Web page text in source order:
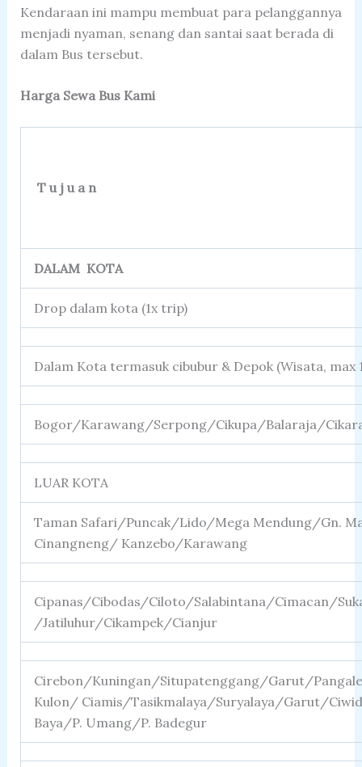
Kendaraan ini mampu membuat para pelanggannya
menjadi nyaman, senang dan santai saat berada di
dalam Bus tersebut.
Harga Sewa Bus Kami
T u j u a n
DALAM KOTA
Drop dalam kota (1x trip)
Dalam Kota termasuk cibubur & Depok (Wisata, max
Bogor/Karawang/Serpong/Cikupa/Balaraja/
LUAR KOTA
Taman Safari/Puncak/Lido/Mega Mendung/Gn.
Cinangneng/ Kanzebo/Karawang
Cipanas/Cibodas/Ciloto/Salabintana/Cimacan/
/Jatiluhur/Cikampek/Cianjur
Cirebon/Kuningan/Situpatenggang/Garut/
Kulon/ Ciamis/Tasikmalaya/Suryalaya/Garut/
Baya/P. Umang/P. Badegur